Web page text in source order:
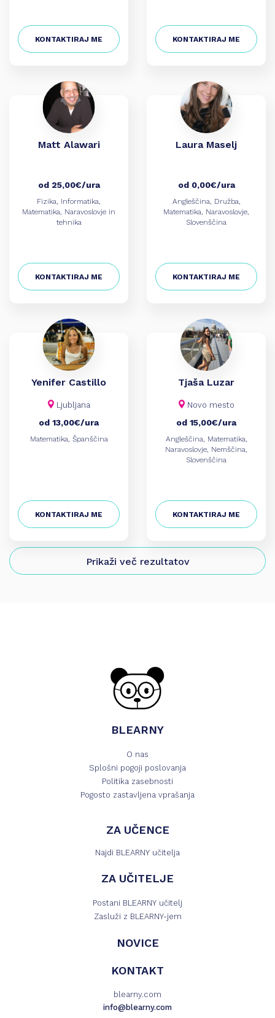
KONTAKTIRAJ ME KONTAKTIRAJ ME
Matt Alawari
od 25,00€/ura
Fizika, Informatika,
Matematika, Naravoslovje in
tehnika
KONTAKTIRAJ ME
Laura Maselj
od 0,00€/ura
Angleščina, Družba,
Matematika, Naravoslovje,
Slovenščina
KONTAKTIRAJ ME
Yenifer Castillo
Ljubljana
od 13,00€/ura
Matematika, Španščina
KONTAKTIRAJ ME
Tjaša Luzar
Novo mesto
od 15,00€/ura
Angleščina, Matematika,
Naravoslovje, Nemščina,
Slovenščina
KONTAKTIRAJ ME
Prikaži več rezultatov
BLEARNY
O nas
Splošni pogoji poslovanja
Politika zasebnosti
Pogosto zastavljena vprašanja
ZA UČENCE
Najdi BLEARNY učitelja
ZA UČITELJE
Postani BLEARNY učitelj
Zasluži z BLEARNY-jem
NOVICE
KONTAKT
blearny.com
info@blearny.com